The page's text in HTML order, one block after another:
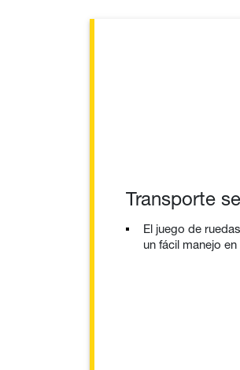
Transporte
El juego de
un fácil manejo